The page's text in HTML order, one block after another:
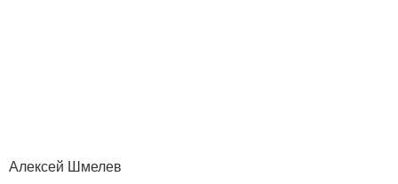
Алексей Шмелев